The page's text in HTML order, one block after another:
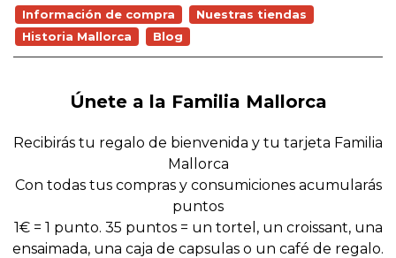
Información de compra
Nuestras tiendas
Historia Mallorca
Blog
Únete a la Familia Mallorca
Recibirás tu regalo de bienvenida y tu tarjeta Familia
Mallorca
Con todas tus compras y consumiciones acumularás
puntos
1€ = 1 punto. 35 puntos = un tortel, un croissant, una
ensaimada, una caja de capsulas o un café de regalo.